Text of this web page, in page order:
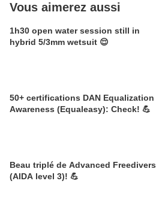
Vous aimerez aussi
1h30 open water session still in
hybrid 5/3mm wetsuit 😌
50+ certifications DAN Equalization
Awareness (Equaleasy): Check! 💪
Beau triplé de Advanced Freedivers
(AIDA level 3)! 💪